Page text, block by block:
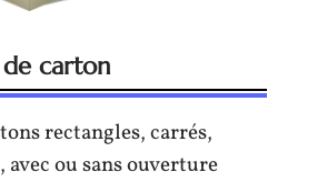
carton
rectangles, carrés,
avec ou sans ouverture